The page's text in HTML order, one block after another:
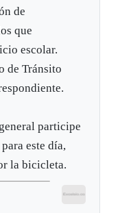
de
que
escolar.
de Tránsito
participe
este día,
la bicicleta.